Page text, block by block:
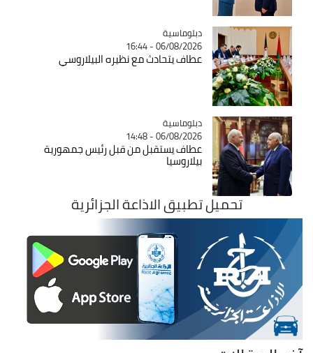
Catégorie
دبلوماسية
06/08/2026 - 16:44
عطاف يتحادث مع نظيره البيلاروسي
Catégorie
دبلوماسية
06/08/2026 - 14:48
عطاف يستقبل من قبل رئيس جمهورية
بيلاروسيا
تحميل تطبيق الاذاعة الجزائرية